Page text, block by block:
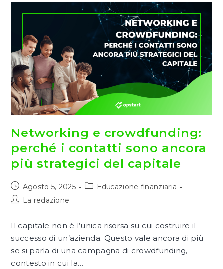
Piattaforme
E
Strategie
Networking e crowdfunding:
perché i contatti sono ancora
più strategici del capitale
Articolo
pubblicato:
Agosto 5, 2025
Categoria
Educazione finanziaria
AutoreLa redazione
Il capitale non è l’unica risorsa su cui costruire il
successo di un’azienda. Questo vale ancora di più
se si parla di una campagna di crowdfunding,
contesto in cui la…